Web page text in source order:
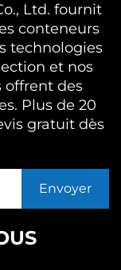
Ltd. fournit
conteneurs
technologies
et nos
offrent des
Plus de 20
gratuit dès